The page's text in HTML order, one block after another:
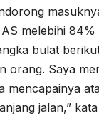
melebihi 84%
bulat
orang. Saya
mencapainya
jalan,”